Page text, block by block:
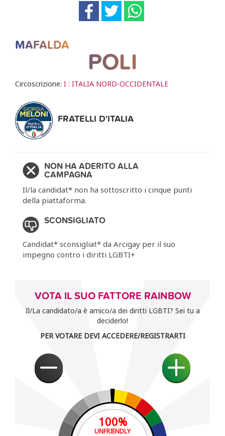
MAFALDA
POLI
Circoscrizione: I : ITALIA NORD-OCCIDENTALE
FRATELLI D'ITALIA
NON HA ADERITO ALLA
CAMPAGNA
Il/la candidat* non ha sottoscritto i cinque punti
della piattaforma.
SCONSIGLIATO
Candidat* sconsigliat* da Arcigay per il suo
impegno contro i diritti LGBTI+
VOTA IL SUO FATTORE RAINBOW
Il/La candidato/a è amico/a dei diritti LGBTI? Sei tu a
deciderlo!
PER VOTARE DEVI ACCEDERE/REGISTRARTI
100%
UNFRIENDLY